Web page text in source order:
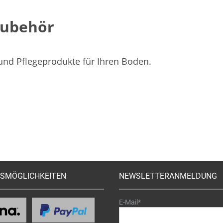
Pflegeprodukte für Ihren Boden.
NEWSLETTERANMELDUNG
E-Mail*